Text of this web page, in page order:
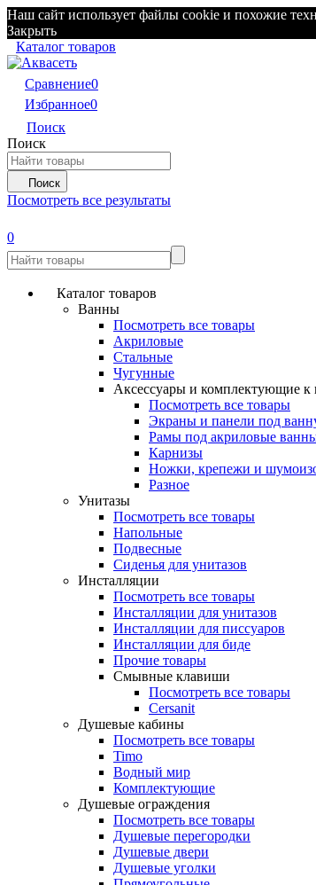
Наш сайт использует файлы cookie и похожие
Закрыть
Каталог товаров
Сравнение0
Избранное0
Поиск
Поиск
Поиск
Посмотреть все результаты
0
Каталог товаров
Ванны
Посмотреть все товары
Акриловые
Стальные
Чугунные
Аксессуары и комплектующие к
Посмотреть все товары
Экраны и панели под
Рамы под акриловые
Карнизы
Ножки, крепежи и
Разное
Унитазы
Посмотреть все товары
Напольные
Подвесные
Сиденья для унитазов
Инсталляции
Посмотреть все товары
Инсталляции для унитазов
Инсталляции для писсуаров
Инсталляции для биде
Прочие товары
Смывные клавиши
Посмотреть все товары
Cersanit
Душевые кабины
Посмотреть все товары
Timo
Водный мир
Комплектующие
Душевые ограждения
Посмотреть все товары
Душевые перегородки
Душевые двери
Душевые уголки